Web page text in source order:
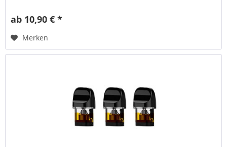
ab 10,90 € *
Merken